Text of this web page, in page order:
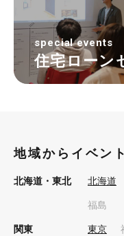
special events
住宅ローン
地域からイベン
北海道・東北 北海道
福島
関東 東京